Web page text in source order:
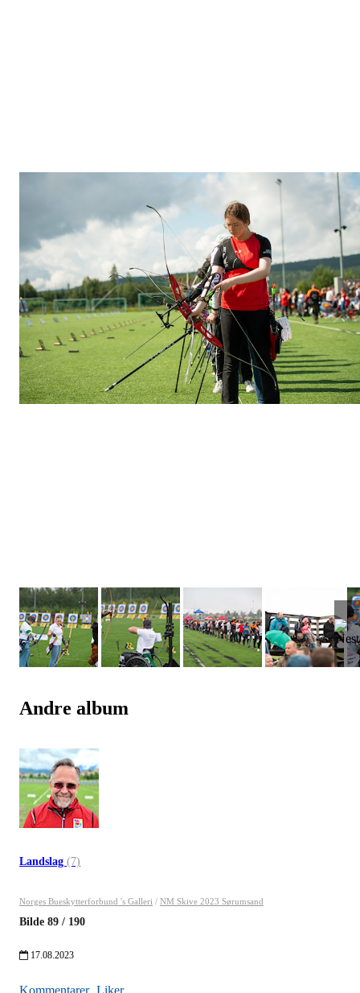
Andre album
Landslag (7)
Norges Bueskytterforbund 's Galleri / NM Skive 2023 Sørumsand
Bilde 89 / 190
17.08.2023
Kommentarer Liker